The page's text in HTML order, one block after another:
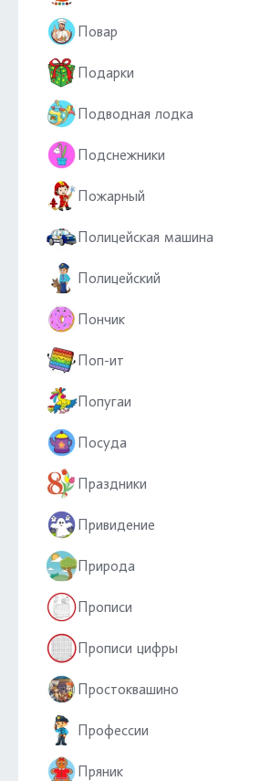
Повар
Подарки
Подводная лодка
Подснежники
Пожарный
Полицейская машина
Полицейский
Пончик
Поп-ит
Попугаи
Посуда
Праздники
Привидение
Природа
Прописи
Прописи цифры
Простоквашино
Профессии
Пряник